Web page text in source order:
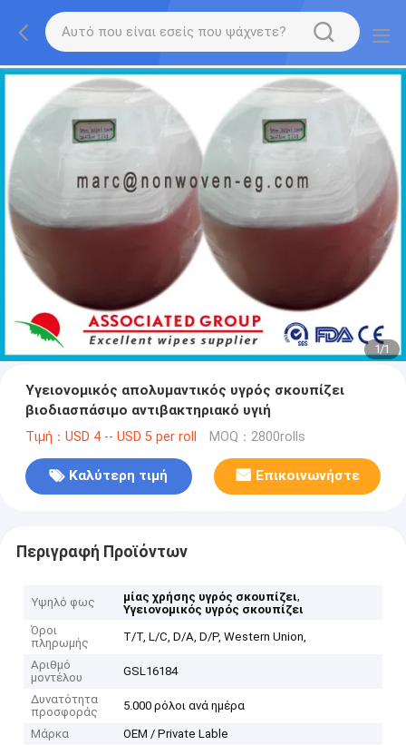
1/1
Υγειονομικός απολυμαντικός υγρός σκουπίζει
βιοδιασπάσιμο αντιβακτηριακό υγιή
Τιμή：USD 4 -- USD 5 per roll MOQ：2800rolls
Καλύτερη τιμή Επικοινωνήστε
Περιγραφή Προϊόντων
Υψηλό φως μίας χρήσης υγρός σκουπίζει,
Υγειονομικός υγρός σκουπίζει
Όροι
πληρωμής
T/T, L/C, D/A, D/P, Western Union,
Αριθμό
μοντέλου
GSL16184
Δυνατότητα
προσφοράς
5.000 ρόλοι ανά ημέρα
Μάρκα
OEM / Private Lable